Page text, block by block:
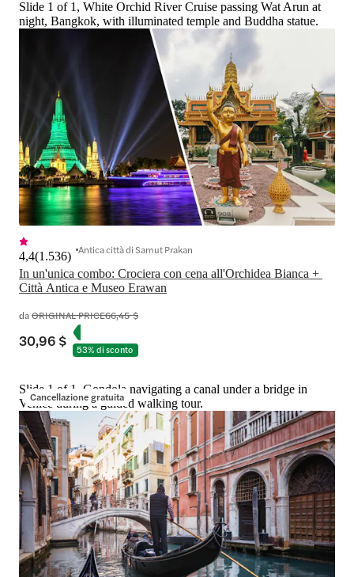
Slide 1 of 1, White Orchid River Cruise passing Wat Arun at
night, Bangkok, with illuminated temple and Buddha statue.
In un'unica combo: Crociera con cena all'Orchidea Bianca +
Città Antica e Museo Erawan
4,4(1.536) Antica città di Samut Prakan
daORIGINAL PRICE66,45 $
30,96 $ 53% di sconto
Cancellazione gratuita
Slide 1 of 1, Gondola navigating a canal under a bridge in
Venice during a guided walking tour.